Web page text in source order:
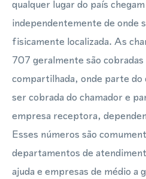
qualquer lugar do país
independentemente de onde
fisicamente localizada. As
707 geralmente são
compartilhada, onde parte do
ser cobrada do chamador e
empresa receptora,
Esses números são
departamentos de
ajuda e empresas de médio a